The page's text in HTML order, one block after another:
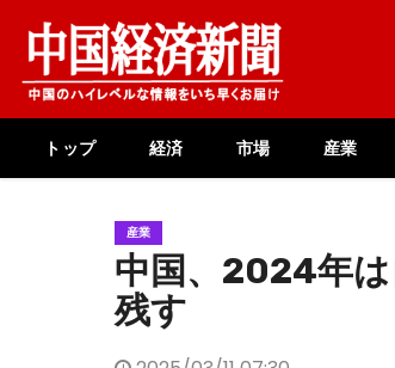
content
トップ 経済 市場 産業
産業
中国、2024年
残す